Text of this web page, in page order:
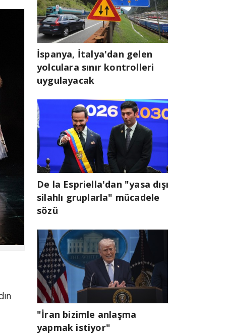
İspanya, İtalya'dan gelen
yolculara sınır kontrolleri
uygulayacak
De la Espriella'dan "yasa dışı
silahlı gruplarla" mücadele
sözü
"İran bizimle anlaşma
yapmak istiyor"